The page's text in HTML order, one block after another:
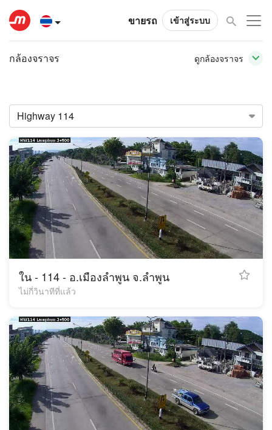
ขายรถ เข้าสู่ระบบ
กล้องจราจร ดูกล้องจราจร
ใน - 114 - อ.เมืองลำพูน จ.ลำพูน
ไม่กี่วินาทีที่แล้ว